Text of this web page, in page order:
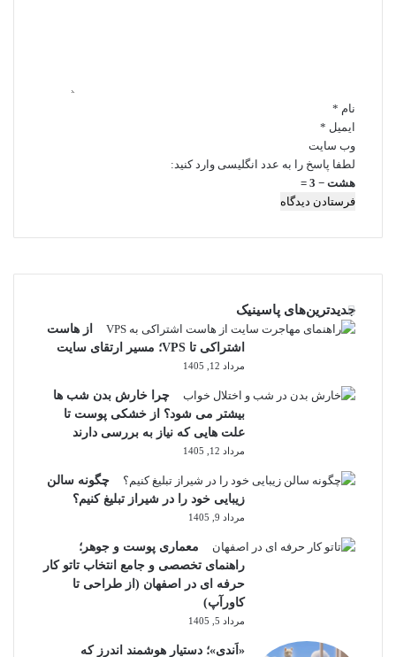
نام *
ایمیل *
وب‌ سایت
لطفا پاسخ را به عدد انگلیسی وارد کنید:
هشت − 3 =
جدیدترین‌های پاسینیک
از هاست
اشتراکی تا VPS؛ مسیر ارتقای سایت
مرداد 12, 1405
چرا خارش بدن شب ها
بیشتر می شود؟ از خشکی پوست تا
علت هایی که نیاز به بررسی دارند
مرداد 12, 1405
چگونه سالن
زیبایی خود را در شیراز تبلیغ کنیم؟
مرداد 9, 1405
معماری پوست و جوهر؛
راهنمای تخصصی و جامع انتخاب تاتو کار
حرفه ای در اصفهان (از طراحی تا
کاورآپ)
مرداد 5, 1405
«اَندی»؛ دستیار هوشمند اندرز که